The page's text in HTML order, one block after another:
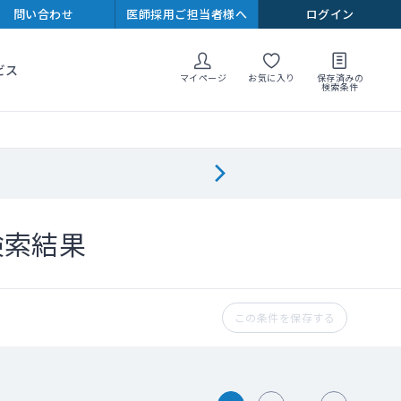
問い合わせ 医師採用ご担当者様へ ログイン
ス マイページ お気に入り 保存済みの
検索条件
結果
この条件を保存する